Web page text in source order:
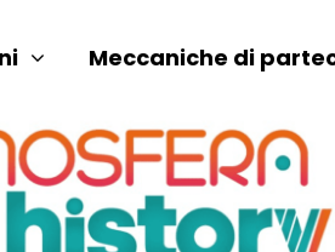
Meccaniche di